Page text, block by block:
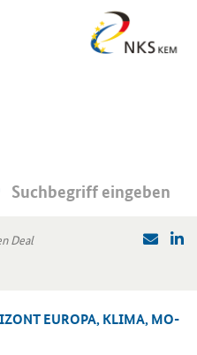
Deal
EU­RO­PA, KLIMA, MO­